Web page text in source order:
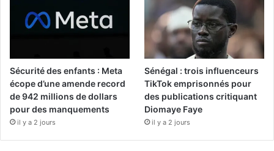
Sécurité des enfants : Meta
écope d’une amende record
de 942 millions de dollars
pour des manquements
il y a 2 jours
Sénégal : trois influenceurs
TikTok emprisonnés pour
des publications critiquant
Diomaye Faye
il y a 2 jours